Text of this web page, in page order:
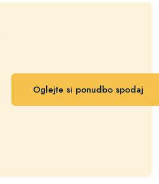
Oglejte si ponudbo spodaj